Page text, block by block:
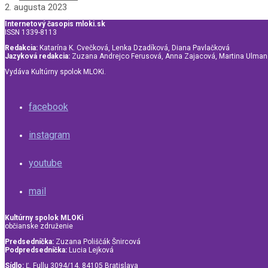
2. augusta 2023
Internetový časopis mloki.sk
ISSN 1339-8113
Redakcia: Katarína K. Cvečková, Lenka Dzadíková, Diana Pavlačková
Jazyková redakcia: Zuzana Andrejco Ferusová, Anna Zajacová, Martina
Vydáva Kultúrny spolok MLOKi.
facebook
instagram
youtube
mail
Kultúrny spolok MLOKi
občianske združenie
Predsedníčka: Zuzana Poliščák Šnircová
Podpredsedníčka: Lucia Lejková
Sídlo: Ľ. Fullu 3094/14, 84105 Bratislava